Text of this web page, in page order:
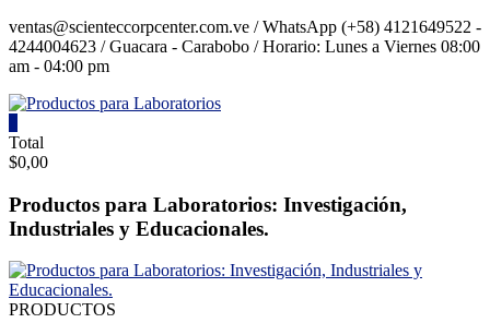
Saltar
contenido
ventas@scienteccorpcenter.com.ve / WhatsApp (+58) 4121649522 -
4244004623 / Guacara - Carabobo / Horario: Lunes a Viernes 08:00
am - 04:00 pm
Productos
para
Laboratorios
Investigación,
y
Educacionales.
Total
$0,00
Productos para Laboratorios: Investigación,
Industriales y Educacionales.
PRODUCTOS